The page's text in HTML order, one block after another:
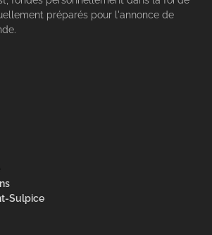
préparés pour l'annonce de
Sulpice